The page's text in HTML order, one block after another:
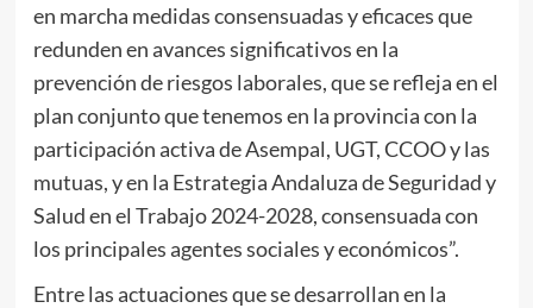
en marcha medidas consensuadas y eficaces que
redunden en avances significativos en la
prevención de riesgos laborales, que se refleja en el
plan conjunto que tenemos en la provincia con la
participación activa de Asempal, UGT, CCOO y las
mutuas, y en la Estrategia Andaluza de Seguridad y
Salud en el Trabajo 2024-2028, consensuada con
los principales agentes sociales y económicos”.
Entre las actuaciones que se desarrollan en la